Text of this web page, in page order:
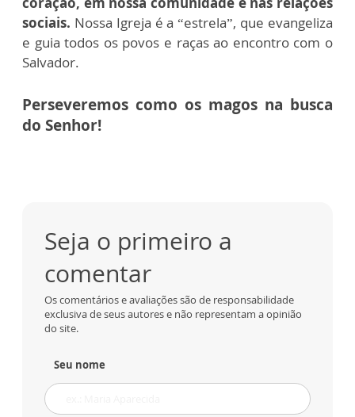
sociais. Nossa Igreja é a “estrela”, que evangeliza
e guia todos os povos e raças ao encontro com o
Salvador.
Perseveremos como os magos na busca
do Senhor!
Seja o primeiro a
comentar
Os comentários e avaliações são de responsabilidade
exclusiva de seus autores e não representam a opinião
do site.
Seu nome